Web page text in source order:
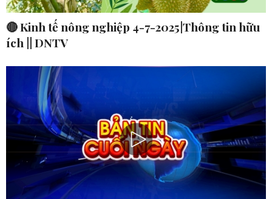
🔴 Kinh tế nông nghiệp 4-7-2025|Thông tin hữu
ích || DNTV